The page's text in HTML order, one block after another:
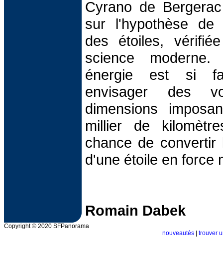
Cyrano de
sur l'hypothèse de
des étoiles,
science moderne.
énergie est si
envisager des
dimensions
millier de
chance de convertir
d'une étoile en force
Romain Dabek
Copyright © 2020 SFPanorama
nouveautés
trouver